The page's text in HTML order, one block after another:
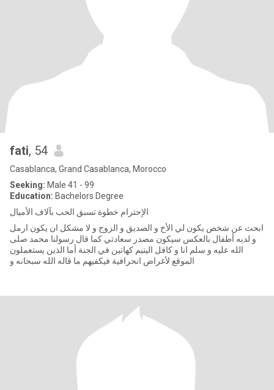
fati, 54
Casablanca, Grand Casablanca, Morocco
Seeking: Male 41 - 99
Education: Bachelors Degree
الإحترام خطوة تسبق الحب بآلاف الأميال
ابحث عن شخص يكون لي الأخ و الصديق و الزوج و لا مشكل ان يكون ارمل
و لديه أطفال بالعكس سيكون مصدر سعادتي كما قال رسولنا محمد صلى
الله عليه و سلم انا و كافل اليتيم كهاتين في الجنة أما الذين يستعملون
الموقع لأغراض انحرافية فيكفيهم ما قاله الله سبحانه و